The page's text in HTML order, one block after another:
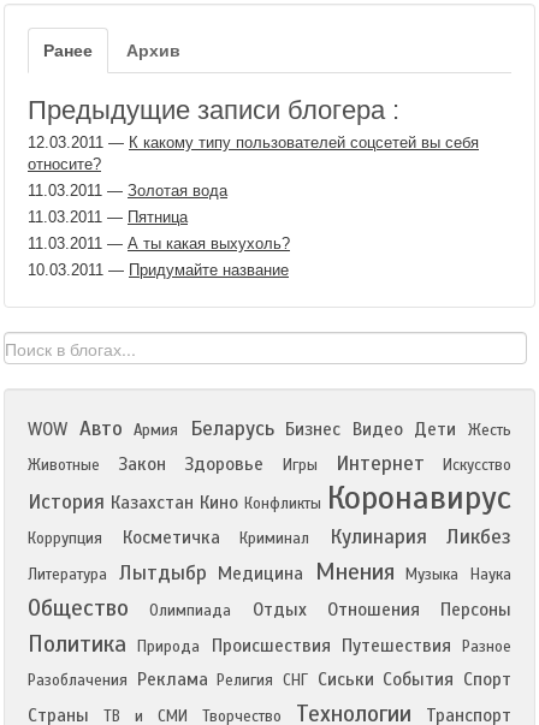
Ранее Архив
Предыдущие записи блогера :
12.03.2011 — К какому типу пользователей соцсетей вы себя
относите?
11.03.2011 — Золотая вода
11.03.2011 — Пятница
11.03.2011 — А ты какая выхухоль?
10.03.2011 — Придумайте название
WOW Авто Армия Беларусь Бизнес Видео Дети
Жесть
Животные
Закон Здоровье Игры Интернет Искусство
История Казахстан Кино Конфликты Коронавирус
Коррупция Косметичка Криминал Кулинария Ликбез
Литература Лытдыбр Медицина Мнения Музыка Наука
Общество Олимпиада Отдых Отношения Персоны
Политика Природа Происшествия Путешествия
Разное
Разоблачения
Реклама Религия СНГ Сиськи События Спорт
Страны
ТВ и СМИ Творчество Технологии Транспорт